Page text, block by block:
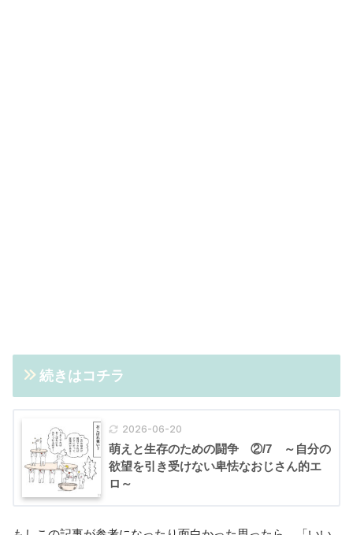
続きはコチラ
2026-06-20
萌えと生存のための闘争 ②/7 ～自分の
欲望を引き受けない卑怯なおじさん的エ
ロ～